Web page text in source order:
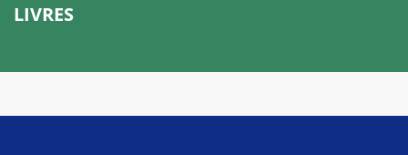
LIVRES